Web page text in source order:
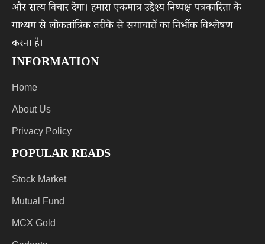
और सत्य विचार देगा। हमारा एकमात्र उद्देश्य निष्पक्ष पत्रकारिता के
माध्यम से लोकतांत्रिक तरीके से समाचारों का निर्भीक विश्लेषण
करना है।
INFORMATION
Home
About Us
Privacy Policy
POPULAR READS
Stock Market
Mutual Fund
MCX Gold